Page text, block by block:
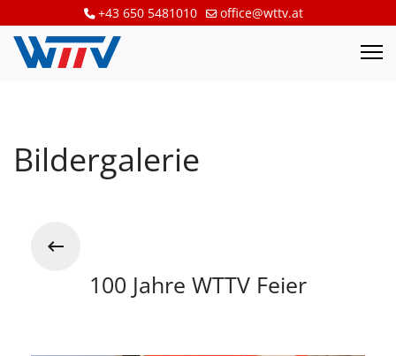
+43 650 5481010 office@wttv.at
Bildergalerie
100 Jahre WTTV Feier